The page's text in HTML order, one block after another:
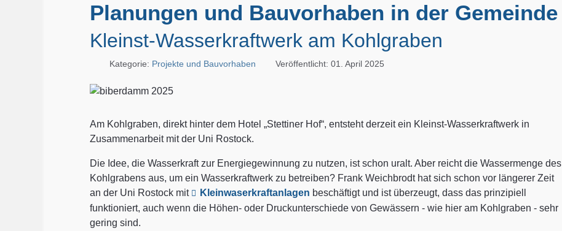
Planungen und Bauvorhaben in der Gemeinde
Kleinst-Wasserkraftwerk am Kohlgraben
Kategorie: Projekte und Bauvorhaben Veröffentlicht: 01. April 2025
Am Kohlgraben, direkt hinter dem Hotel „Stettiner Hof“, entsteht derzeit ein Kleinst-Wasserkraftwerk in
Zusammenarbeit mit der Uni Rostock.
Die Idee, die Wasserkraft zur Energiegewinnung zu nutzen, ist schon uralt. Aber reicht die Wassermenge des
Kohlgrabens aus, um ein Wasserkraftwerk zu betreiben? Frank Weichbrodt hat sich schon vor längerer Zeit
an der Uni Rostock mit
Kleinwaserkraftanlagen beschäftigt und ist überzeugt, dass das prinzipiell
funktioniert, auch wenn die Höhen- oder Druckunterschiede von Gewässern - wie hier am Kohlgraben - sehr
gering sind.